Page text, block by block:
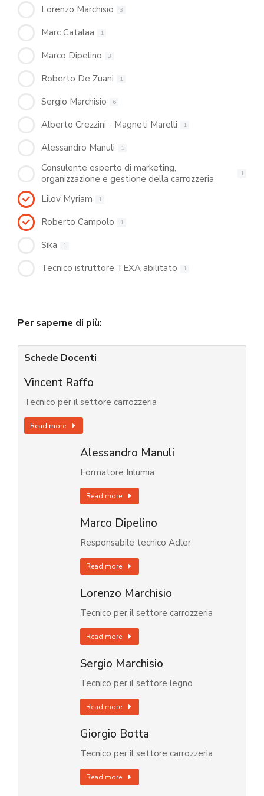
Lorenzo Marchisio 3
Marc Catalaa 1
Marco Dipelino 3
Roberto De Zuani 1
Sergio Marchisio 6
Alberto Crezzini - Magneti Marelli 1
Alessandro Manuli 1
Consulente esperto di marketing,
organizzazione e gestione della carrozzeria
1
Lilov Myriam 1
Roberto Campolo 1
Sika 1
Tecnico istruttore TEXA abilitato 1
Per saperne di più:
Schede Docenti
Vincent Raffo
Tecnico per il settore carrozzeria
Read more
Alessandro Manuli
Formatore Inlumia
Read more
Marco Dipelino
Responsabile tecnico Adler
Read more
Lorenzo Marchisio
Tecnico per il settore carrozzeria
Read more
Sergio Marchisio
Tecnico per il settore legno
Read more
Giorgio Botta
Tecnico per il settore carrozzeria
Read more